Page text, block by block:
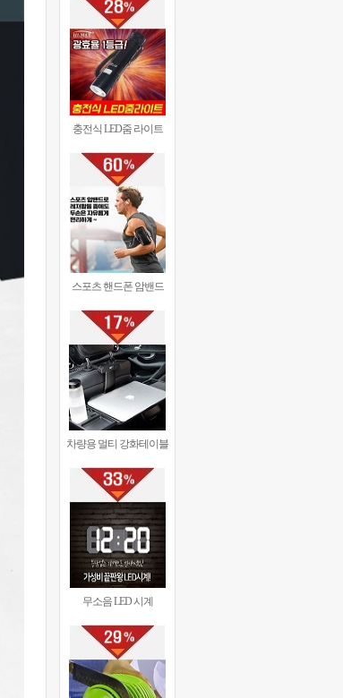
충전식 LED줌 라이트
스포츠 핸드폰 암밴드
차량용 멀티 강화테이블
무소음 LED 시계